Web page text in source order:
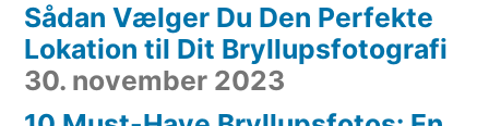
Sådan Vælger Du Den Perfekte
Lokation til Dit Bryllupsfotografi
30. november 2023